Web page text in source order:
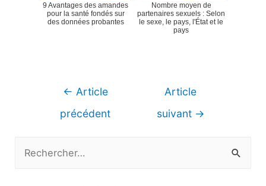
9 Avantages des amandes
pour la santé fondés sur
des données probantes
Nombre moyen de
partenaires sexuels : Selon
le sexe, le pays, l'État et le
pays
Navigation
← Article
précédent
Article
suivant →